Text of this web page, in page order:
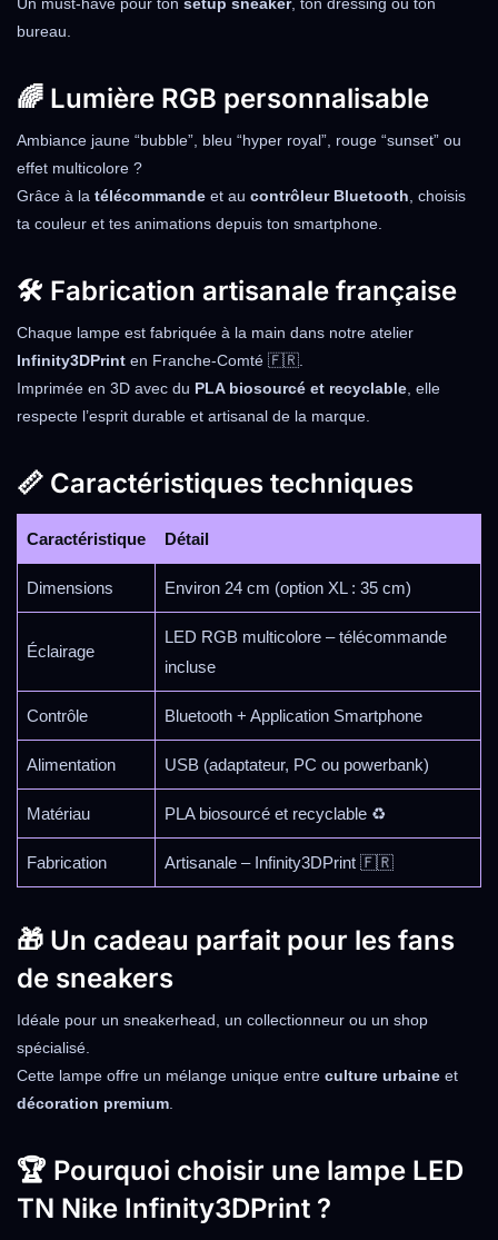
Un must-have pour ton setup sneaker, ton dressing ou ton
bureau.
🌈 Lumière RGB personnalisable
Ambiance jaune “bubble”, bleu “hyper royal”, rouge “sunset” ou
effet multicolore ?
Grâce à la télécommande et au contrôleur Bluetooth, choisis
ta couleur et tes animations depuis ton smartphone.
🛠️ Fabrication artisanale française
Chaque lampe est fabriquée à la main dans notre atelier
Infinity3DPrint en Franche-Comté 🇫🇷.
Imprimée en 3D avec du PLA biosourcé et recyclable, elle
respecte l’esprit durable et artisanal de la marque.
📏 Caractéristiques techniques
Caractéristique Détail
Dimensions Environ 24 cm (option XL : 35 cm)
Éclairage
LED RGB multicolore – télécommande
incluse
Contrôle Bluetooth + Application Smartphone
Alimentation USB (adaptateur, PC ou powerbank)
Matériau PLA biosourcé et recyclable ♻️
Fabrication Artisanale – Infinity3DPrint 🇫🇷
🎁 Un cadeau parfait pour les fans
de sneakers
Idéale pour un sneakerhead, un collectionneur ou un shop
spécialisé.
Cette lampe offre un mélange unique entre culture urbaine et
décoration premium
🏆 Pourquoi choisir une lampe LED
TN Nike Infinity3DPrint ?